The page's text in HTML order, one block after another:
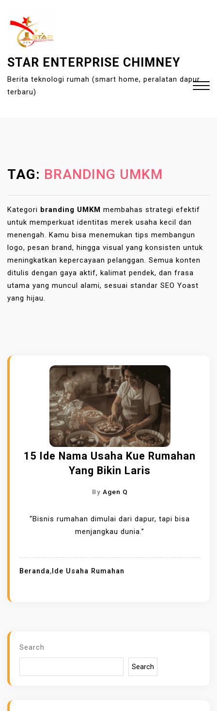
STAR ENTERPRISE CHIMNEY
Berita teknologi rumah (smart home, peralatan dapur
terbaru)
TAG: BRANDING UMKM
Kategori branding UMKM membahas strategi efektif
untuk memperkuat identitas merek usaha kecil dan
menengah. Kamu bisa menemukan tips membangun
logo, pesan brand, hingga visual yang konsisten untuk
meningkatkan kepercayaan pelanggan. Semua konten
ditulis dengan gaya aktif, kalimat pendek, dan frasa
utama yang muncul alami, sesuai standar SEO Yoast
yang hijau.
15 Ide Nama Usaha Kue Rumahan
Yang Bikin Laris
By Agen Q
“Bisnis rumahan dimulai dari dapur, tapi bisa
menjangkau dunia.”
Beranda, Ide Usaha Rumahan
Search
Search